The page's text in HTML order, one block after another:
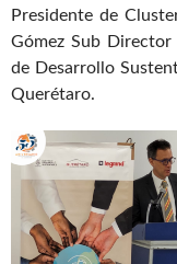
Presidente de
Gómez Sub
de Desarrollo
Querétaro.